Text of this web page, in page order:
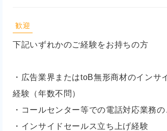
歓迎
下記いずれかのご経験をお持ちの方
・広告業界またはtoB無形商材のイン
経験（年数不問）
・コールセンター等での電話対応業務の
・インサイドセールス立ち上げ経験